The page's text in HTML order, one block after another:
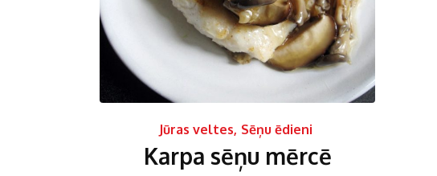
Jūras veltes, Sēņu ēdieni
Karpa sēņu mērcē